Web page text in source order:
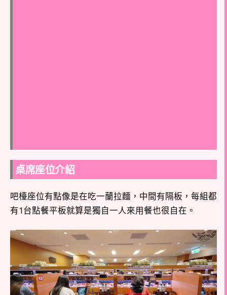
桌席座位介紹
吧檯座位有點像是在吃一蘭拉麵，中間有隔板，每組都
有1台點餐平板就算是獨自一人來用餐也很自在。